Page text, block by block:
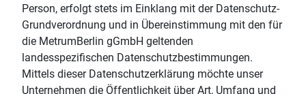
Person, erfolgt stets im Einklang mit der Datenschutz-
Grundverordnung und in Übereinstimmung mit den für
die MetrumBerlin gGmbH geltenden
landesspezifischen Datenschutzbestimmungen.
Mittels dieser Datenschutzerklärung möchte unser
Unternehmen die Öffentlichkeit über Art, Umfang und